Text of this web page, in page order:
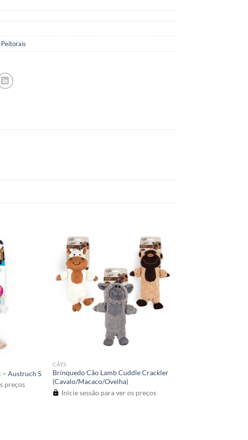
Peitorais
Austruch S
preços
CÃES
Brinquedo Cão Lamb Cuddle Crackler
(Cavalo/Macaco/Ovelha)
Inicie sessão para ver os preços